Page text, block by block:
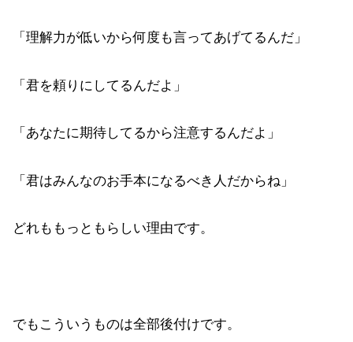
「理解力が低いから何度も言ってあげてるんだ」
「君を頼りにしてるんだよ」
「あなたに期待してるから注意するんだよ」
「君はみんなのお手本になるべき人だからね」
どれももっともらしい理由です。
でもこういうものは全部後付けです。